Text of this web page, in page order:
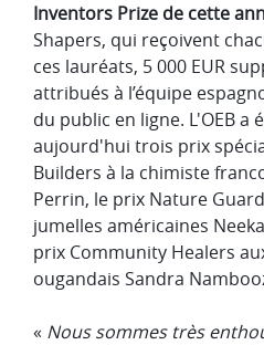
Inventors Prize de cette
Shapers, qui reçoivent
ces lauréats, 5 000 EUR
attribués à l’équipe
du public en ligne. L'OEB a
aujourd'hui trois prix
Builders à la chimiste
Perrin, le prix Nature
jumelles américaines
prix Community Healers
ougandais Sandra
« Nous sommes très